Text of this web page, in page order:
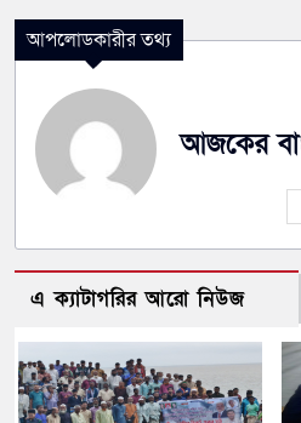
আপলোডকারীর তথ্য
আজকের
এ ক্যাটাগরির আরো নিউজ